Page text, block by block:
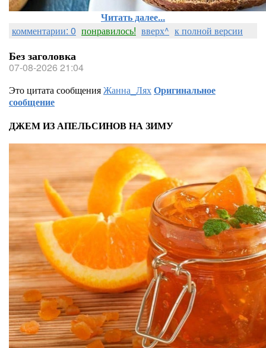
Читать далее...
комментарии: 0 понравилось! вверх^ к полной версии
Без заголовка
07-08-2026 21:04
Это цитата сообщенияЖанна_ЛяхОригинальное
сообщение
ДЖЕМ ИЗ АПЕЛЬСИНОВ НА ЗИМУ